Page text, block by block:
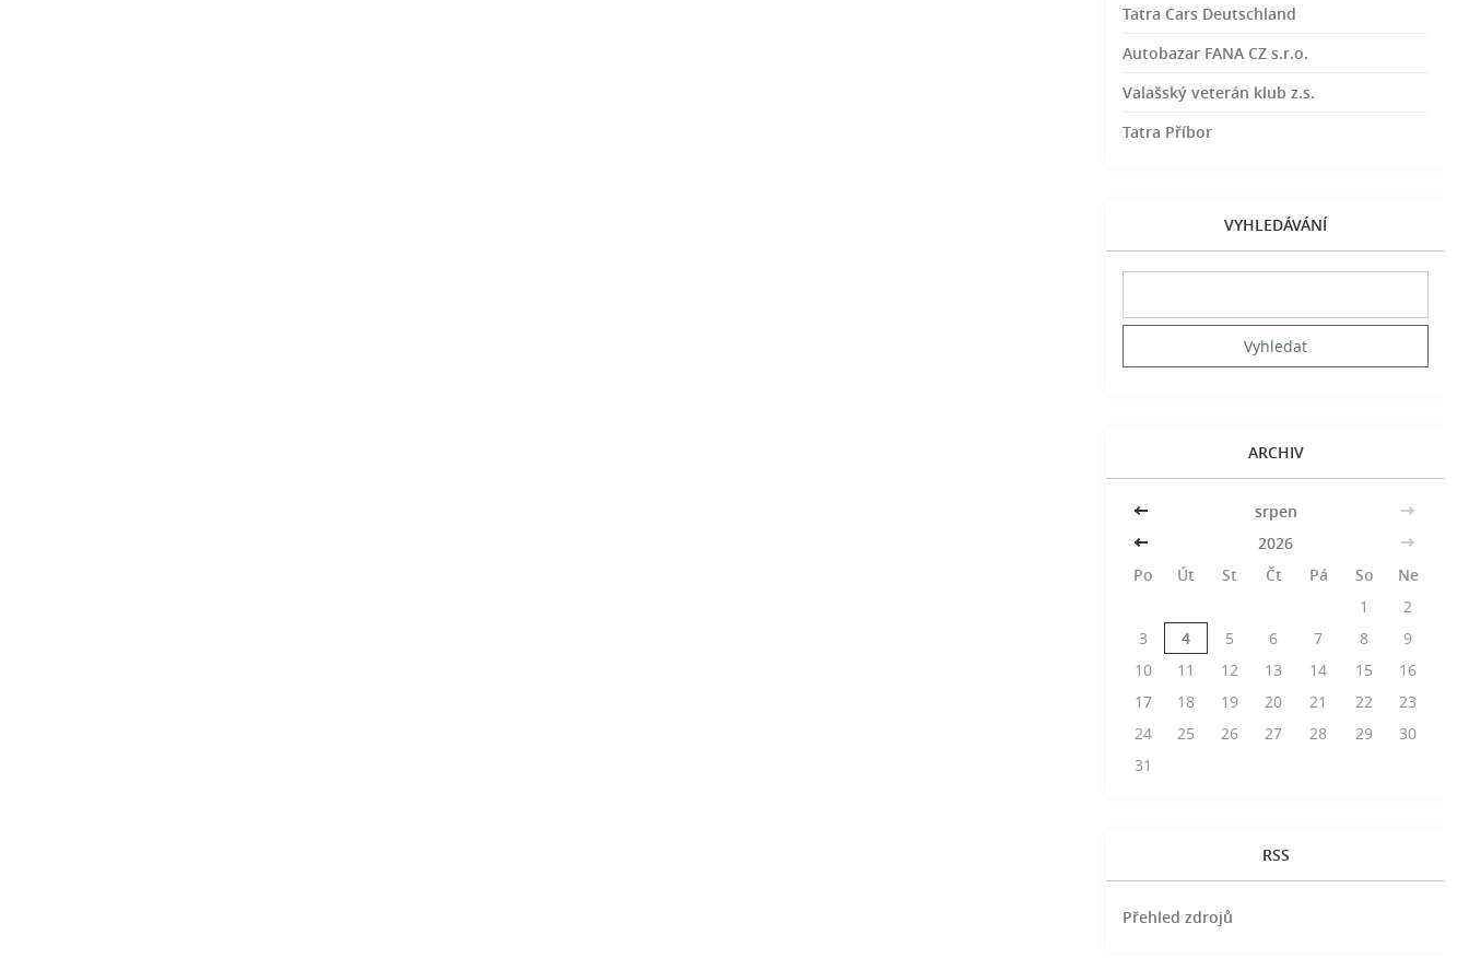
Tatra Cars Deutschland
Autobazar FANA CZ s.r.o.
Valašský veterán klub z.s.
Tatra Příbor
VYHLEDÁVÁNÍ
ARCHIV
<< srpen
>>
<<
2026
>>
Po
Út St Čt Pá So
Ne
1
2
3
4 5 6 7 8
9
10
11 12 13 14 15
16
17
18 19 20 21 22
23
24
25 26 27 28 29
30
31
RSS
Přehled zdrojů